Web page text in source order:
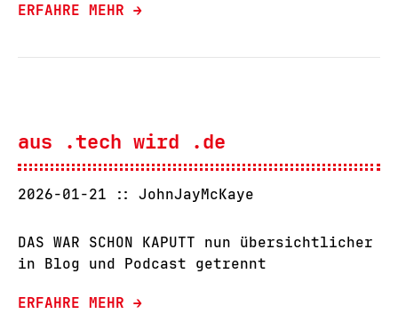
ERFAHRE MEHR →
aus .tech wird .de
2026-01-21 JohnJayMcKaye
DAS WAR SCHON KAPUTT nun übersichtlicher
in Blog und Podcast getrennt
ERFAHRE MEHR →